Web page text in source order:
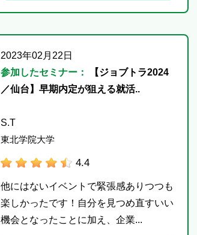
2023年02月22日
参加したセミナー：
【ジョブトラ2024
／仙台】早期内定が狙える就活..
S.T
東北学院大学
4.4
他にはないイベントで緊張感ありつつも
楽しかったです！自分を見つめ直すいい
機会となったことに加え、企業...